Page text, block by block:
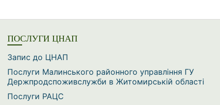
ПОСЛУГИ ЦНАП
Запис до ЦНАП
Послуги Малинського районного управління ГУ
Держпродспоживслужби в Житомирській області
Послуги РАЦС